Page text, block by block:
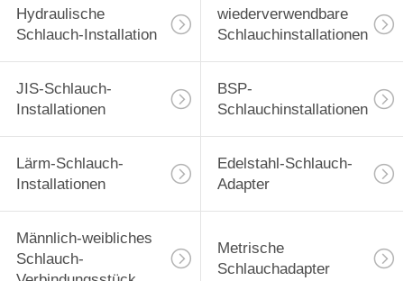
Hydraulische
Schlauch-Installation
wiederverwendbare
Schlauchinstallationen
JIS-Schlauch-
Installationen
BSP-
Schlauchinstallationen
Lärm-Schlauch-
Installationen
Edelstahl-Schlauch-
Adapter
Männlich-weibliches
Schlauch-
Metrische
Schlauchadapter